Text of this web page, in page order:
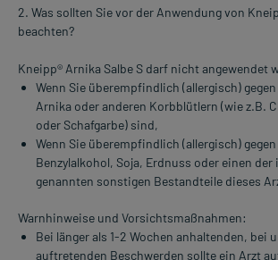
2. Was sollten Sie vor der Anwendung von
beachten?
Kneipp® Arnika Salbe S darf nicht angewendet
Wenn Sie überempfindlich (allergisch)
Arnika oder anderen Korbblütlern (wie z.B.
oder Schafgarbe) sind,
Wenn Sie überempfindlich (allergisch) gegen
Benzylalkohol, Soja, Erdnuss oder einen
genannten sonstigen Bestandteile dieses
Warnhinweise und Vorsichtsmaßnahmen:
Bei länger als 1-2 Wochen anhaltenden, bei
auftretenden Beschwerden sollte ein Arzt